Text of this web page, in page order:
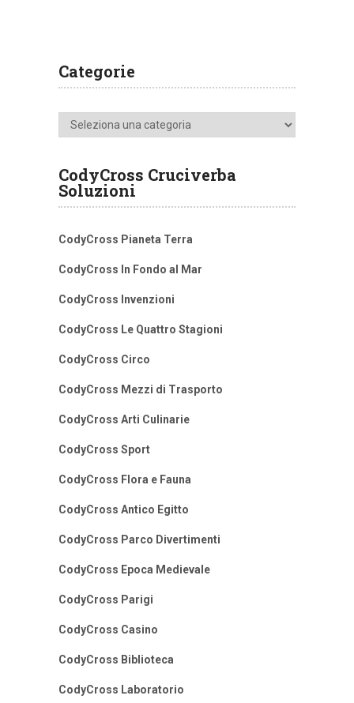
Categorie
Categorie
CodyCross Cruciverba
Soluzioni
CodyCross Pianeta Terra
CodyCross In Fondo al Mar
CodyCross Invenzioni
CodyCross Le Quattro Stagioni
CodyCross Circo
CodyCross Mezzi di Trasporto
CodyCross Arti Culinarie
CodyCross Sport
CodyCross Flora e Fauna
CodyCross Antico Egitto
CodyCross Parco Divertimenti
CodyCross Epoca Medievale
CodyCross Parigi
CodyCross Casino
CodyCross Biblioteca
CodyCross Laboratorio